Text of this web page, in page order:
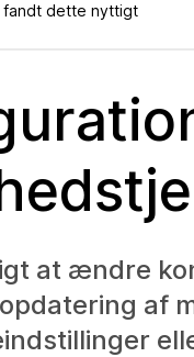
fandt dette nyttigt
at ændre
af